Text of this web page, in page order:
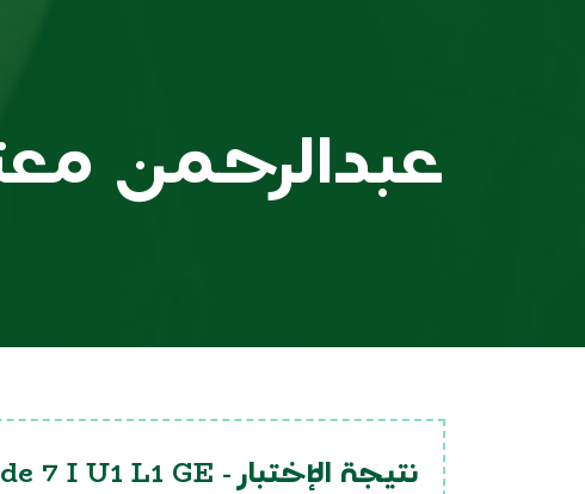
عبدالرحمن
نتيجة الإختبار - 7 I U1 L1 GE